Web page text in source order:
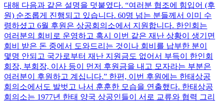
대해 다음과 같은 설명을 덧붙였다. “여러분 협조에 힘입어 (후
원) 순조롭게 진행되고 있습니다. 60명 넘는 분들께서 이미 수
령하셨고 6월 후원은 상공회의소에서 지원합니다. 한인회는
여러분의 회비로 운영하고 혹시 이번 같은 재난 상황이 생기면
회비 받은 돈 중에서 도와드리는 것이나 회비를 납부한 분이
몇명 안되고 국가로부터 재난 지원금도 없어서 부득이 한인회
회장, 부회장, 이사 등이 먼저 후원금을 내고 모자라는 부분은
여러분이 후원하고 계십니다.” 한편, 이번 후원에는 한태상공
회의소에서도 발벗고 나서 훈훈한 모습을 연출했다. 한태상공
회의소는 1977년 한태 양국 상공인들이 서로 교류와 협력 그리